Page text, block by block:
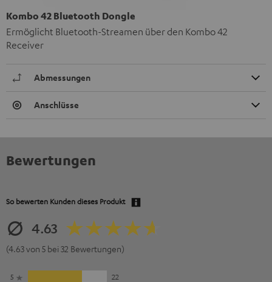
Kombo 42 Bluetooth Dongle
Ermöglicht Bluetooth-Streamen über den Kombo 42
Receiver
Abmessungen
Anschlüsse
Bewertungen
So bewerten Kunden dieses Produkt
4.63
(4.63 von 5 bei 32 Bewertungen)
5
22